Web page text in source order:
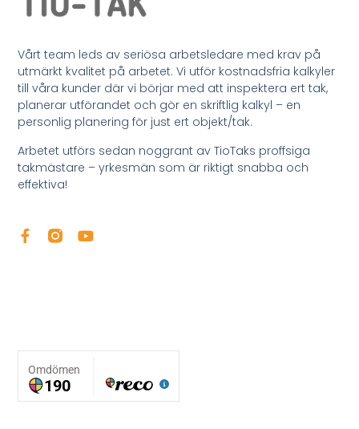
Vårt team leds av seriösa arbetsledare med krav på
utmärkt kvalitet på arbetet. Vi utför kostnadsfria kalkyler
till våra kunder där vi börjar med att inspektera ert tak,
planerar utförandet och gör en skriftlig kalkyl – en
personlig planering för just ert objekt/tak.
Arbetet utförs sedan noggrant av TioTaks proffsiga
takmästare – yrkesmän som är riktigt snabba och
effektiva!